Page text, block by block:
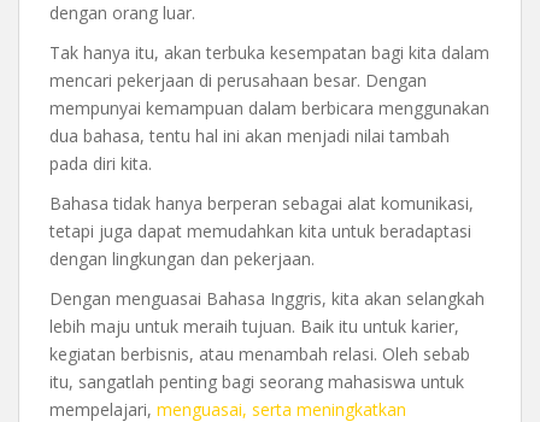
dengan orang luar.
Tak hanya itu, akan terbuka kesempatan bagi kita dalam
mencari pekerjaan di perusahaan besar. Dengan
mempunyai kemampuan dalam berbicara menggunakan
dua bahasa, tentu hal ini akan menjadi nilai tambah
pada diri kita.
Bahasa tidak hanya berperan sebagai alat komunikasi,
tetapi juga dapat memudahkan kita untuk beradaptasi
dengan lingkungan dan pekerjaan.
Dengan menguasai Bahasa Inggris, kita akan selangkah
lebih maju untuk meraih tujuan. Baik itu untuk karier,
kegiatan berbisnis, atau menambah relasi. Oleh sebab
itu, sangatlah penting bagi seorang mahasiswa untuk
mempelajari, menguasai, serta meningkatkan